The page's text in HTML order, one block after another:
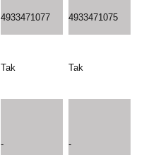
4933471077 4933471075
Tak Tak
- -